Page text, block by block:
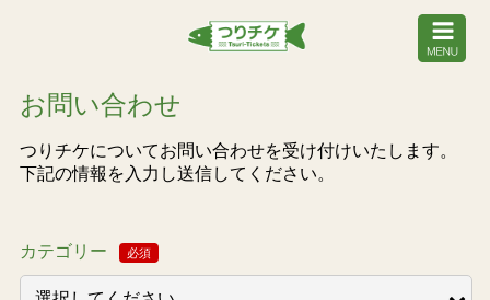
お問い合わせ
つりチケについてお問い合わせを受け付けいたします。
下記の情報を入力し送信してください。
カテゴリー